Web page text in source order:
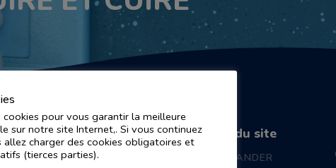
Adresse e-mail
controle.coicaud@ascenseurnsa.fr
Plan du site
COMMANDER
pour vous garantir la meilleure
sur notre site Internet,. Si vous continuez
charger des cookies obligatoires et
(tierces parties).